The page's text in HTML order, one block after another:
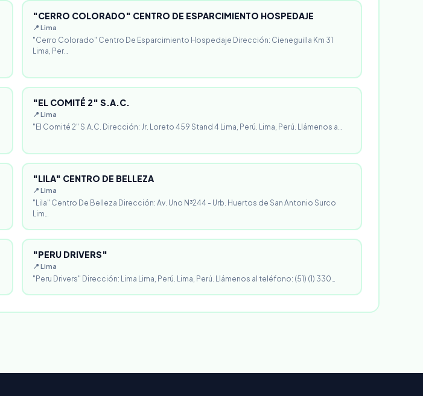
"CERRO COLORADO" CENTRO DE ESPARCIMIENTO HOSPEDAJE
📍 Lima
"Cerro Colorado" Centro De Esparcimiento Hospedaje Dirección: Cieneguilla Km 31
Lima, Per…
"EL COMITÉ 2" S.A.C.
📍 Lima
"El Comité 2" S.A.C. Dirección: Jr. Loreto 459 Stand 4 Lima, Perú. Lima, Perú. Llámenos a…
"LILA" CENTRO DE BELLEZA
📍 Lima
"Lila" Centro De Belleza Dirección: Av. Uno N³244 - Urb. Huertos de San Antonio Surco
Lim…
"PERU DRIVERS"
📍 Lima
"Peru Drivers" Dirección: Lima Lima, Perú. Lima, Perú. Llámenos al teléfono: (51) (1) 330…